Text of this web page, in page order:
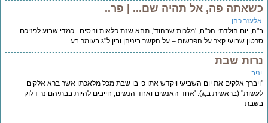
פה, אל תהיה שם... | פר..
כהן
יום הולדתי הכ"ח, 'מלכות שבהוד', תהא שנת פלאות וניסים . כמדי שבוע לפניכם
שבועי קצר על הפרשות – על הקשר ביניהן ובין ל"ג בעומר בע
שבת
אלקים את יום השביעי ויקדש אתו כי בו שבת מכל מלאכתו אשר ברא אלקים
(בראשית ב,ג). 'אחד האנשים ואחד הנשים, חייבים להיות בבתיהם נר דלוק